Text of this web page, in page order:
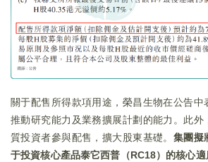
關于配售所得款項用途，榮昌生物在公告中
推動研究能力及業務擴展計劃的能力。此外
質投資者參與配售，擴大股東基礎。 集團擬
于投資核心產品泰它西普（RC18）的核心